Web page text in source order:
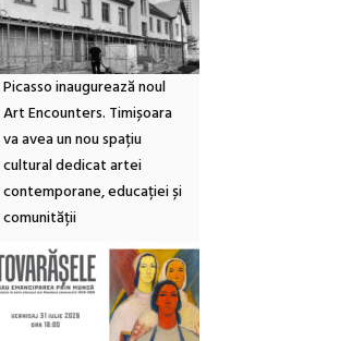
Picasso inaugurează noul
Art Encounters. Timișoara
va avea un nou spațiu
cultural dedicat artei
contemporane, educației și
comunității